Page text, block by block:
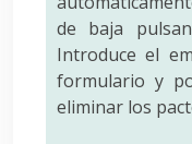
de baja
Introduce el
formulario y
eliminar los